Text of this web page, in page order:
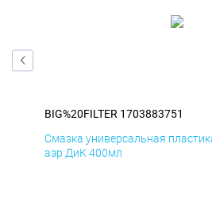
BIG%20FILTER 1703883751
Смазка универсальная
аэр ДиК 400мл